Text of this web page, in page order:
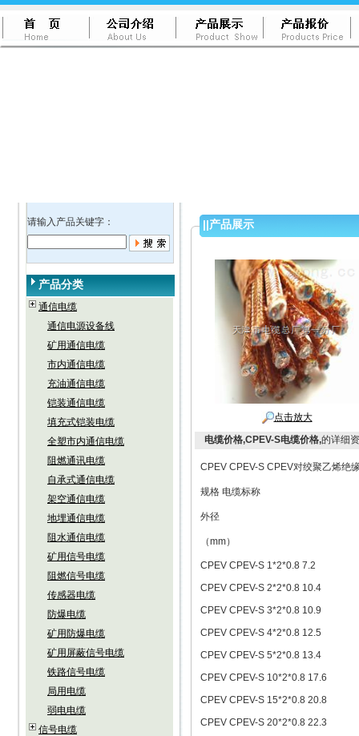
请输入产品关键字：
产品分类
通信电缆
通信电源设备线
矿用通信电缆
市内通信电缆
充油通信电缆
铠装通信电缆
填充式铠装电缆
全塑市内通信电缆
阻燃通讯电缆
自承式通信电缆
架空通信电缆
地埋通信电缆
阻水通信电缆
矿用信号电缆
阻燃信号电缆
传感器电缆
防爆电缆
矿用防爆电缆
矿用屏蔽信号电缆
铁路信号电缆
局用电缆
弱电电缆
信号电缆
||产品展示
点击放大
电缆价格,CPEV-S电缆价格,的详细
CPEV CPEV-S CPEV对绞聚乙烯绝
规格 电缆标称
外径
（mm）
CPEV CPEV-S 1*2*0.8 7.2
CPEV CPEV-S 2*2*0.8 10.4
CPEV CPEV-S 3*2*0.8 10.9
CPEV CPEV-S 4*2*0.8 12.5
CPEV CPEV-S 5*2*0.8 13.4
CPEV CPEV-S 10*2*0.8 17.6
CPEV CPEV-S 15*2*0.8 20.8
CPEV CPEV-S 20*2*0.8 22.3